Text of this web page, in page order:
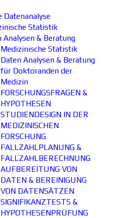
Datenanalyse
Statistik
Analysen & Beratung
Medizinische Statistik
Daten Analysen & Beratung
für Doktoranden der
Medizin
FORSCHUNGSFRAGEN &
HYPOTHESEN
STUDIENDESIGN IN DER
MEDIZINISCHEN
FORSCHUNG
FALLZAHLPLANUNG &
FALLZAHLBERECHNUNG
AUFBEREITUNG VON
DATEN & BEREINIGUNG
VON DATENSÄTZEN
SIGNIFIKANZTESTS &
HYPOTHESENPRÜFUNG